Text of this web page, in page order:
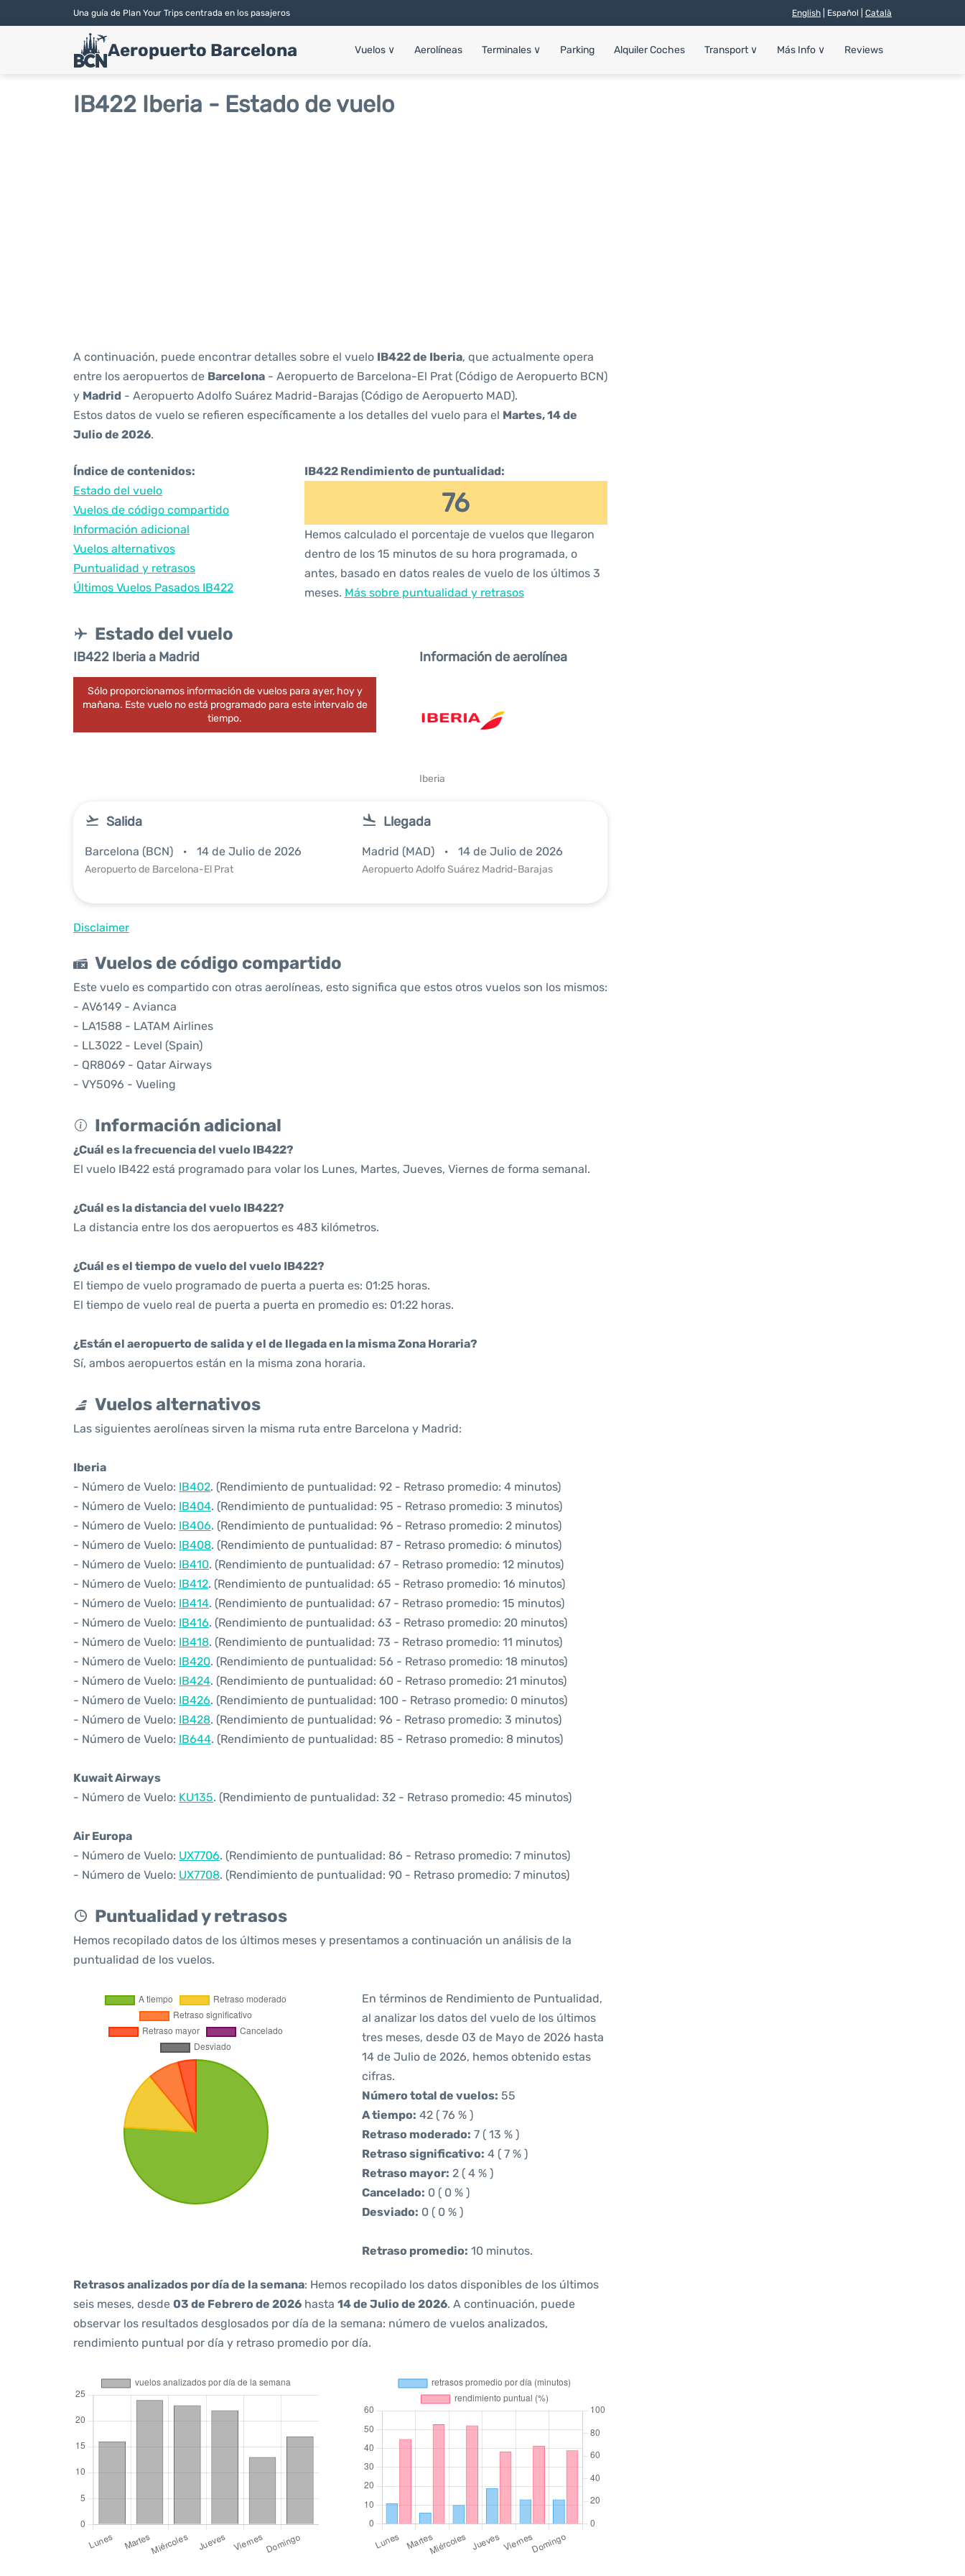
Una guía de Plan Your Trips centrada en los pasajeros English | Español | Català
Aeropuerto Barcelona Vuelos ∨ Aerolíneas Terminales ∨ Parking Alquiler Coches Transport ∨ Más Info ∨ Reviews
IB422 Iberia - Estado de vuelo
A continuación, puede encontrar detalles sobre el vuelo IB422 de Iberia, que actualmente opera
entre los aeropuertos de Barcelona - Aeropuerto de Barcelona-El Prat (Código de Aeropuerto BCN)
y Madrid - Aeropuerto Adolfo Suárez Madrid-Barajas (Código de Aeropuerto MAD).
Estos datos de vuelo se refieren específicamente a los detalles del vuelo para el Martes, 14 de
Julio de 2026.
Índice de contenidos:
Estado del vuelo
Vuelos de código compartido
Información adicional
Vuelos alternativos
Puntualidad y retrasos
Últimos Vuelos Pasados IB422
IB422 Rendimiento de puntualidad:
76
Hemos calculado el porcentaje de vuelos que llegaron
dentro de los 15 minutos de su hora programada, o
antes, basado en datos reales de vuelo de los últimos 3
meses. Más sobre puntualidad y retrasos
Estado del vuelo
IB422 Iberia a Madrid
Sólo proporcionamos información de vuelos para ayer, hoy y
mañana. Este vuelo no está programado para este intervalo de
tiempo.
Información de aerolínea
Iberia
Salida
Barcelona (BCN) 14 de Julio de 2026
Aeropuerto de Barcelona-El Prat
Llegada
Madrid (MAD) 14 de Julio de 2026
Aeropuerto Adolfo Suárez Madrid-Barajas
Disclaimer
Vuelos de código compartido
Este vuelo es compartido con otras aerolíneas, esto significa que estos otros vuelos son los mismos:
- AV6149 - Avianca
- LA1588 - LATAM Airlines
- LL3022 - Level (Spain)
- QR8069 - Qatar Airways
- VY5096 - Vueling
Información adicional
¿Cuál es la frecuencia del vuelo IB422?
El vuelo IB422 está programado para volar los Lunes, Martes, Jueves, Viernes de forma semanal.
¿Cuál es la distancia del vuelo IB422?
La distancia entre los dos aeropuertos es 483 kilómetros.
¿Cuál es el tiempo de vuelo del vuelo IB422?
El tiempo de vuelo programado de puerta a puerta es: 01:25 horas.
El tiempo de vuelo real de puerta a puerta en promedio es: 01:22 horas.
¿Están el aeropuerto de salida y el de llegada en la misma Zona Horaria?
Sí, ambos aeropuertos están en la misma zona horaria.
Vuelos alternativos
Las siguientes aerolíneas sirven la misma ruta entre Barcelona y Madrid:
Iberia
- Número de Vuelo: IB402. (Rendimiento de puntualidad: 92 - Retraso promedio: 4 minutos)
- Número de Vuelo: IB404. (Rendimiento de puntualidad: 95 - Retraso promedio: 3 minutos)
- Número de Vuelo: IB406. (Rendimiento de puntualidad: 96 - Retraso promedio: 2 minutos)
- Número de Vuelo: IB408. (Rendimiento de puntualidad: 87 - Retraso promedio: 6 minutos)
- Número de Vuelo: IB410. (Rendimiento de puntualidad: 67 - Retraso promedio: 12 minutos)
- Número de Vuelo: IB412. (Rendimiento de puntualidad: 65 - Retraso promedio: 16 minutos)
- Número de Vuelo: IB414. (Rendimiento de puntualidad: 67 - Retraso promedio: 15 minutos)
- Número de Vuelo: IB416. (Rendimiento de puntualidad: 63 - Retraso promedio: 20 minutos)
- Número de Vuelo: IB418. (Rendimiento de puntualidad: 73 - Retraso promedio: 11 minutos)
- Número de Vuelo: IB420. (Rendimiento de puntualidad: 56 - Retraso promedio: 18 minutos)
- Número de Vuelo: IB424. (Rendimiento de puntualidad: 60 - Retraso promedio: 21 minutos)
- Número de Vuelo: IB426. (Rendimiento de puntualidad: 100 - Retraso promedio: 0 minutos)
- Número de Vuelo: IB428. (Rendimiento de puntualidad: 96 - Retraso promedio: 3 minutos)
- Número de Vuelo: IB644. (Rendimiento de puntualidad: 85 - Retraso promedio: 8 minutos)
Kuwait Airways
- Número de Vuelo: KU135. (Rendimiento de puntualidad: 32 - Retraso promedio: 45 minutos)
Air Europa
- Número de Vuelo: UX7706. (Rendimiento de puntualidad: 86 - Retraso promedio: 7 minutos)
- Número de Vuelo: UX7708. (Rendimiento de puntualidad: 90 - Retraso promedio: 7 minutos)
Puntualidad y retrasos
Hemos recopilado datos de los últimos meses y presentamos a continuación un análisis de la
puntualidad de los vuelos.
En términos de Rendimiento de Puntualidad,
al analizar los datos del vuelo de los últimos
tres meses, desde 03 de Mayo de 2026 hasta
14 de Julio de 2026, hemos obtenido estas
cifras.
Número total de vuelos: 55
A tiempo: 42 ( 76 % )
Retraso moderado: 7 ( 13 % )
Retraso significativo: 4 ( 7 % )
Retraso mayor: 2 ( 4 % )
Cancelado: 0 ( 0 % )
Desviado: 0 ( 0 % )
Retraso promedio: 10 minutos.
Retrasos analizados por día de la semana: Hemos recopilado los datos disponibles de los últimos
seis meses, desde 03 de Febrero de 2026 hasta 14 de Julio de 2026. A continuación, puede
observar los resultados desglosados por día de la semana: número de vuelos analizados,
rendimiento puntual por día y retraso promedio por día.